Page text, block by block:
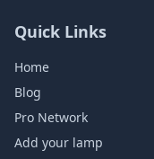
Quick Links
Home
Blog
Pro Network
Add your lamp